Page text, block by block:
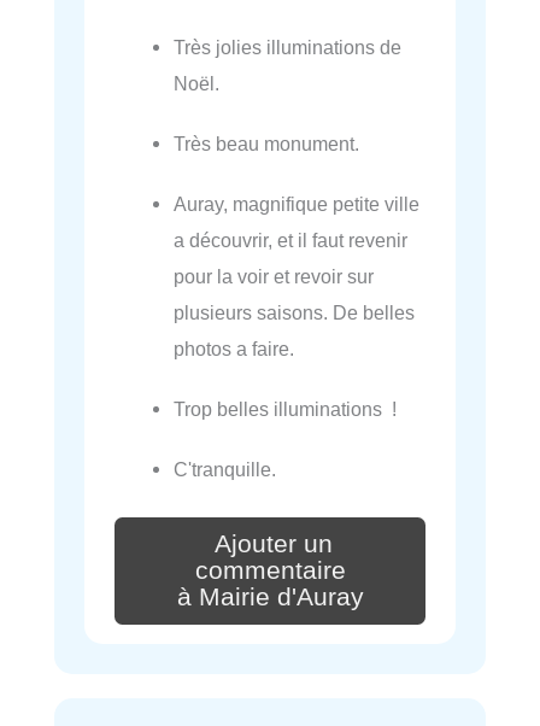
Très jolies illuminations de
Noël.
Très beau monument.
Auray, magnifique petite ville
a découvrir, et il faut revenir
pour la voir et revoir sur
plusieurs saisons. De belles
photos a faire.
Trop belles illuminations !
C'tranquille.
Ajouter un
commentaire
à Mairie d'Auray